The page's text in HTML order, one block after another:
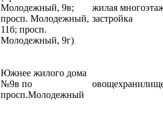
Молодежный, 9в;
просп. Молодежный,
11б; просп.
Молодежный, 9г)
жилая
застройка
Южнее жилого дома
№9в по
просп.Молодежный